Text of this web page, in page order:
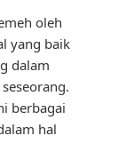
oleh
yang baik
dalam
berbagai
hal